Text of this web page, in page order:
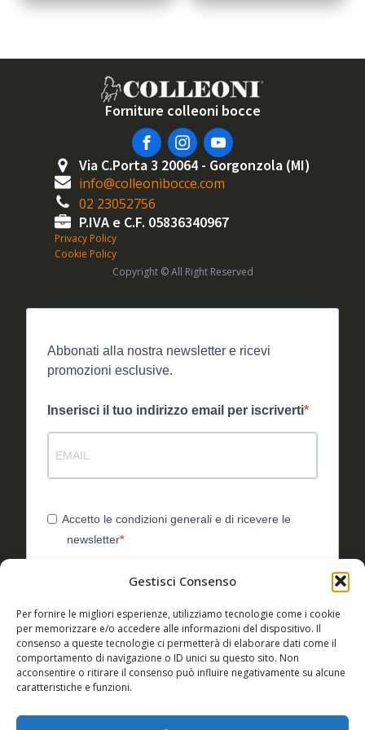
Gestisci Consenso
Per fornire le migliori esperienze, utilizziamo tecnologie come i cookie
per memorizzare e/o accedere alle informazioni del dispositivo. Il
consenso a queste tecnologie ci permetterà di elaborare dati come il
comportamento di navigazione o ID unici su questo sito. Non
acconsentire o ritirare il consenso può influire negativamente su alcune
caratteristiche e funzioni.
62,20€. 54,90€.
Forniture colleoni bocce
Via C.Porta 3 20064 - Gorgonzola (MI)
info@colleonibocce.com
02 23052756
P.IVA e C.F. 05836340967
Privacy Policy
Cookie Policy
Copyright © All Right Reserved
Abbonati alla nostra newsletter e ricevi
promozioni esclusive.
Inserisci il tuo indirizzo email per iscriverti
Accetto le condizioni generali e di ricevere le
newsletter
link incluso nella nostra newsletter.
Utilizziamo Brevo come piattaforma di
marketing. Inviando questo modulo, accetti che i
dati personali da te forniti vengano trasferiti a
Brevo per il trattamento in conformità
all'Informativa sulla privacy di Brevo.